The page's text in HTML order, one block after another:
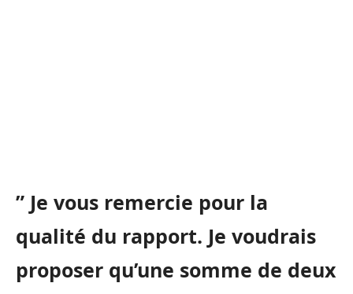
” Je vous remercie pour la
qualité du rapport. Je voudrais
proposer qu’une somme de deux